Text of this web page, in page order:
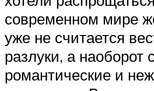
современном мире
уже не считается
разлуки, а наоборот
романтические и